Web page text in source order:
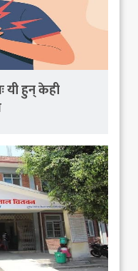
यी हुन् केही